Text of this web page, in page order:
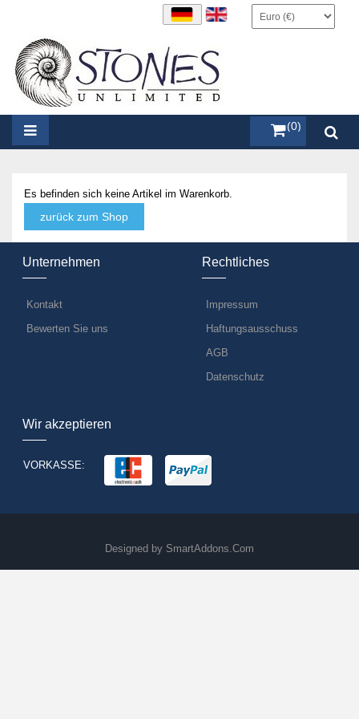
items (0)
Es befinden sich keine Artikel im Warenkorb.
zurück zum Shop
Unternehmen
Kontakt
Bewerten Sie uns
Rechtliches
Impressum
Haftungsausschuss
AGB
Datenschutz
Wir akzeptieren
VORKASSE:
Designed by SmartAddons.Com